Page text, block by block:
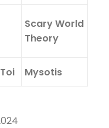
Scary World
Theory
Mysotis